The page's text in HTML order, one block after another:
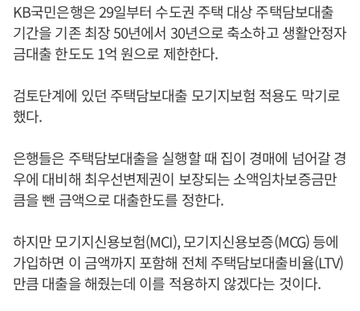
KB국민은행은 29일부터 수도권 주택 대상 주택담보대출
기간을 기존 최장 50년에서 30년으로 축소하고 생활안정자
금대출 한도도 1억 원으로 제한한다.
검토단계에 있던 주택담보대출 모기지보험 적용도 막기로
했다.
은행들은 주택담보대출을 실행할 때 집이 경매에 넘어갈 경
우에 대비해 최우선변제권이 보장되는 소액임차보증금만
큼을 뺀 금액으로 대출한도를 정한다.
하지만 모기지신용보험(MCI), 모기지신용보증(MCG) 등에
가입하면 이 금액까지 포함해 전체 주택담보대출비율(LTV)
만큼 대출을 해줬는데 이를 적용하지 않겠다는 것이다.